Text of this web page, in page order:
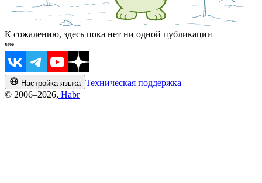
К сожалению, здесь пока нет ни одной публикации
Настройка языка Техническая поддержка
© 2006–2026, Habr